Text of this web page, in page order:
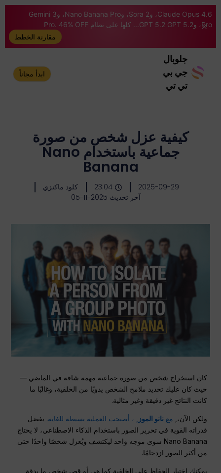
Claude Opus 4.6، وSora 2، وNano Banana Pro، وGemini 3
Pro، وGPT 5.2 GPT 5.2... كلها على نظام Pro. 46% OFF
مقارنة الخطط
جلوبال
جي بي
تي تي
ابدأ مجاناً
كيفية عزل شخص من صورة
جماعية باستخدام Nano
Banana
2025-09-29
23:04
كلود ماكنزي
آخر تحديث 2025-11-05
كان استخراج شخص من صورة جماعية مهمة شاقة في الماضي —
حيث كان عليك تحديد ملامح الشخص يدويًا من الخلفية، وغالبًا ما
كانت النتائج غير دقيقة وغير مثالية.
ولكن الآن،, مع نانو الموز , ، أصبحت العملية بسيطة للغاية. بفضل
قدراته القوية في تحرير الصور باستخدام الذكاء الاصطناعي، لا يحتاج
Nano Banana سوى موجه واحد ليكتشف ويُعزل شخصًا واحدًا حتى
من أكثر الصور ازدحامًا.
يمكنك اختيار الحفاظ على الخلفية كما هي أو قص شخص ما بدقة